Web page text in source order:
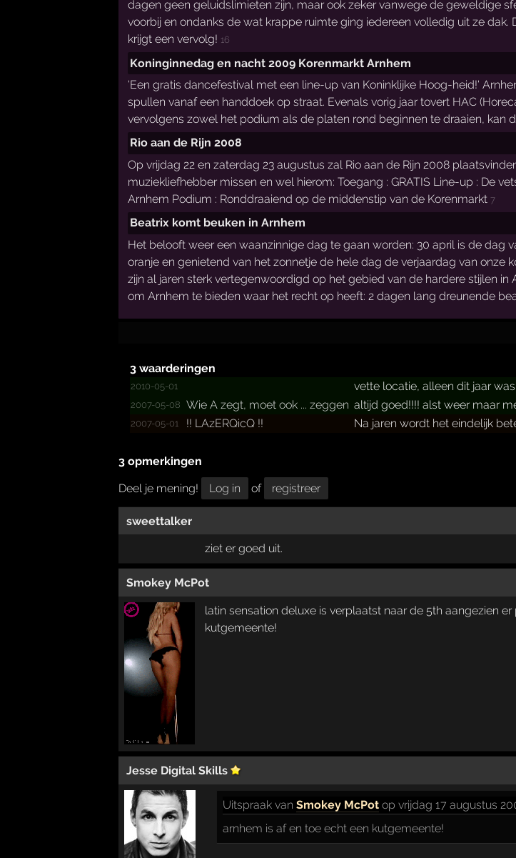
dagen geen geluidslimieten zijn, maar ook zeker vanwege de geweldige
voorbij en ondanks de wat krappe ruimte ging iedereen volledig uit ze
krijgt een vervolg! 16
Koninginnedag en nacht 2009 Korenmarkt Arnhem
'Een gratis dancefestival met een line-up van Koninklijke Hoog-heid!'
spullen vanaf een handdoek op straat. Evenals vorig jaar tovert HAC
vervolgens zowel het podium als de platen rond beginnen te draaien,
Rio aan de Rijn 2008
Op vrijdag 22 en zaterdag 23 augustus zal Rio aan de Rijn 2008
muziekliefhebber missen en wel hierom: Toegang : GRATIS Line-up : De
Arnhem Podium : Ronddraaiend op de middenstip van de Korenmarkt 7
Beatrix komt beuken in Arnhem
Het belooft weer een waanzinnige dag te gaan worden: 30 april is de dag
oranje en genietend van het zonnetje de hele dag de verjaardag van onze
zijn al jaren sterk vertegenwoordigd op het gebied van de hardere stijlen
om Arnhem te bieden waar het recht op heeft: 2 dagen lang dreunende
3 waarderingen
2010-05-01 vette locatie, alleen dit jaar
2007-05-08 Wie A zegt, moet ook ...­ zeggen altijd goed!!!! alst weer maar
2007-05-01 !!­ LAzERQicQ !!­ Na jaren wordt het eindelijk
3 opmerkingen
Deel je mening!
Log in of registreer
sweettalker
ziet er goed uit.
Smokey McPot
latin sensation deluxe is verplaatst naar de 5th aangezien
kutgemeente!
Jesse Digital Skills
Uitspraakvan Smokey McPotop vrijdag 17 augustus
arnhem is af en toe echt een kutgemeente!